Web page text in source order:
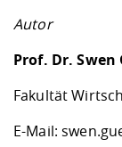
Autor
Prof. Dr.
Fakultät
E-Mail: